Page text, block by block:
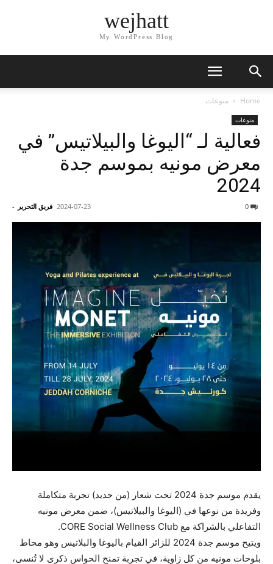
wejhatt
My WordPress Blog
Home منوعات
منوعات
فعالية لـ “اليوغا والبيلاتيس” في
معرض مونيه بموسم جدة
2024
فريق التحرير - 2024-07-23
يقدم موسم جدة 2024 تحت شعار (من جديد) تجربة متكاملة
وفريدة من نوعها في (اليوغا والبيلاتيس)، ضمن معرض مونيه
التفاعلي بالشراكة مع CORE Social Wellness Club.
ويتيح موسم جدة 2024 للزائر القيام باليوغا والبلاتيس وهو محاط
بلوحات مونيه من كل زاوية، في تجربة تمنح الحواس ذكرى لا تُنسى،